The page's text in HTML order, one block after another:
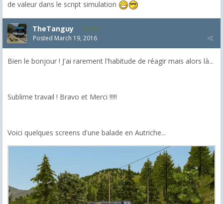
de valeur dans le script simulation
TheTanguy 160
Posted March 19, 2016
Bien le bonjour ! J'ai rarement l'habitude de réagir mais alors là...
Sublime travail ! Bravo et Merci !!!!!
Voici quelques screens d'une balade en Autriche...